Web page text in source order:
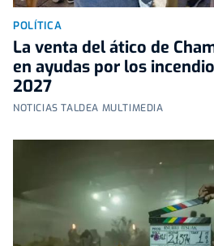
POLÍTICA
La venta del ático de
en ayudas por los
2027
NOTICIAS TALDEA MULTIMEDIA